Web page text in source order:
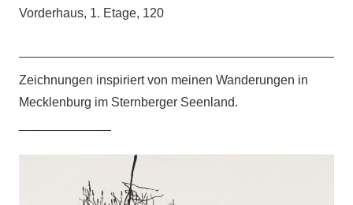
Vorderhaus, 1. Etage, 120
Zeichnungen inspiriert von meinen Wanderungen in
Mecklenburg im Sternberger Seenland.